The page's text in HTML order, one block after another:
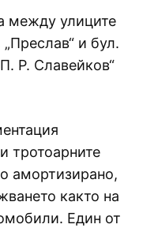
между улиците
„Преслав“ и бул.
Р. Славейков“
тротоарните
амортизирано,
както на
Един от